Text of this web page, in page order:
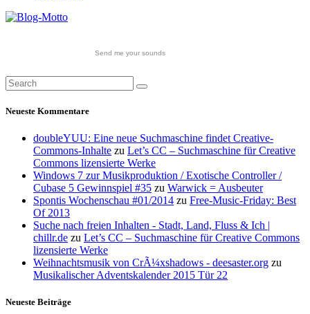
Send me your sounds
Neueste Kommentare
doubleYUU: Eine neue Suchmaschine findet Creative-
Commons-Inhalte zu Let’s CC – Suchmaschine für Creative
Commons lizensierte Werke
Windows 7 zur Musikproduktion / Exotische Controller /
Cubase 5 Gewinnspiel #35 zu Warwick = Ausbeuter
Spontis Wochenschau #01/2014 zu Free-Music-Friday: Best
Of 2013
Suche nach freien Inhalten - Stadt, Land, Fluss & Ich |
chillr.de zu Let’s CC – Suchmaschine für Creative Commons
lizensierte Werke
Weihnachtsmusik von CrÃ¼xshadows - deesaster.org zu
Musikalischer Adventskalender 2015 Tür 22
Neueste Beiträge